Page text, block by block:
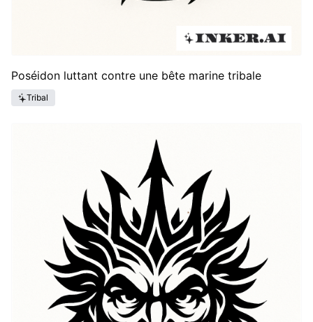
Poséidon luttant contre une bête marine tribale
Tribal